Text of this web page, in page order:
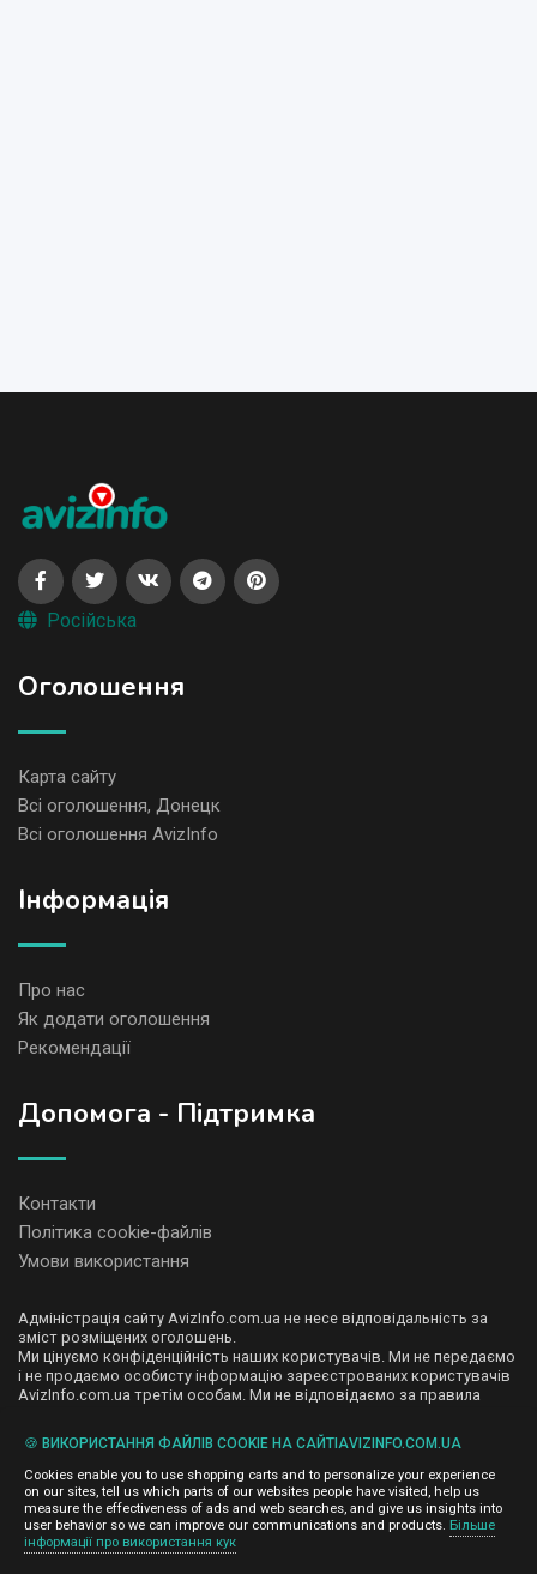
Російська
Оголошення
Карта сайту
Всі оголошення, Донецк
Всі оголошення AvizInfo
Iнформація
Про нас
Як додати оголошення
Рекомендації
Допомога - Підтримка
Контакти
Політика cookie-файлів
Умови використання
Адміністрація сайту AvizInfo.com.ua не несе відповідальність за
зміст розміщених оголошень.
Ми цінуємо конфіденційність наших користувачів. Ми не передаємо
і не продаємо особисту інформацію зареєстрованих користувачів
AvizInfo.com.ua третім особам. Ми не відповідаємо за правила
деяких сторінках нашого сайту представлена реклама Google
Adsense Advertising Network. Щоб дізнатися детальніше про
правила конфіденційності Googleнатисніть тут.
🍪 ВИКОРИСТАННЯ ФАЙЛІВ COOKIE НА САЙТІAVIZINFO.COM.UA
Cookies enable you to use shopping carts and to personalize your experience
on our sites, tell us which parts of our websites people have visited, help us
measure the effectiveness of ads and web searches, and give us insights into
user behavior so we can improve our communications and products. Більше
інформації про використання кук